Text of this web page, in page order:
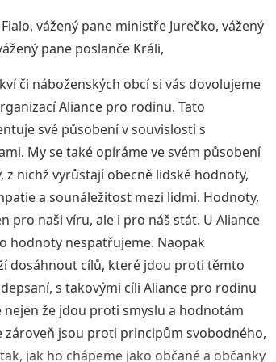
vážený pane ministře Jurečko, vážený
pane poslanče Králi,
či náboženských obcí si vás dovolujeme
Aliance pro rodinu. Tato
své působení v souvislosti s
My se také opíráme ve svém působení
z nichž vyrůstají obecně lidské hodnoty,
a sounáležitost mezi lidmi. Hodnoty,
pro naši víru, ale i pro náš stát. U Aliance
hodnoty nespatřujeme. Naopak
dosáhnout cílů, které jdou proti těmto
s takovými cíli Aliance pro rodinu
že jdou proti smyslu a hodnotám
zároveň jsou proti principům svobodného,
jak ho chápeme jako občané a občanky